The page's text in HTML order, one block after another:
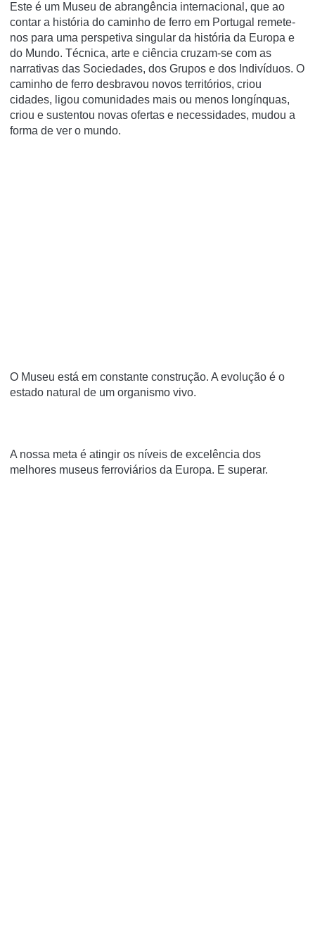
Este é um Museu de abrangência internacional, que ao
contar a história do caminho de ferro em Portugal remete-
nos para uma perspetiva singular da história da Europa e
do Mundo. Técnica, arte e ciência cruzam-se com as
narrativas das Sociedades, dos Grupos e dos Indivíduos. O
caminho de ferro desbravou novos territórios, criou
cidades, ligou comunidades mais ou menos longínquas,
criou e sustentou novas ofertas e necessidades, mudou a
forma de ver o mundo.
O Museu está em constante construção. A evolução é o
estado natural de um organismo vivo.
A nossa meta é atingir os níveis de excelência dos
melhores museus ferroviários da Europa. E superar.